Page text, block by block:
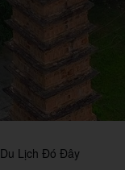
Du Lịch Đó Đây